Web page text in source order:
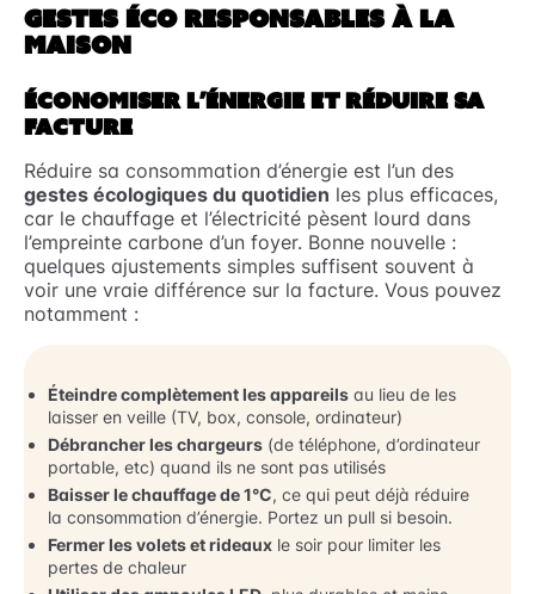
GESTES ÉCO RESPONSABLES À LA
MAISON
ÉCONOMISER L’ÉNERGIE ET RÉDUIRE SA
FACTURE
Réduire sa consommation d’énergie est l’un des
gestes écologiques du quotidien les plus efficaces,
car le chauffage et l’électricité pèsent lourd dans
l’empreinte carbone d’un foyer. Bonne nouvelle :
quelques ajustements simples suffisent souvent à
voir une vraie différence sur la facture. Vous pouvez
notamment :
Éteindre complètement les appareils au lieu de les
laisser en veille (TV, box, console, ordinateur)
Débrancher les chargeurs (de téléphone, d’ordinateur
portable, etc) quand ils ne sont pas utilisés
Baisser le chauffage de 1°C, ce qui peut déjà réduire
la consommation d’énergie. Portez un pull si besoin.
Fermer les volets et rideaux le soir pour limiter les
pertes de chaleur